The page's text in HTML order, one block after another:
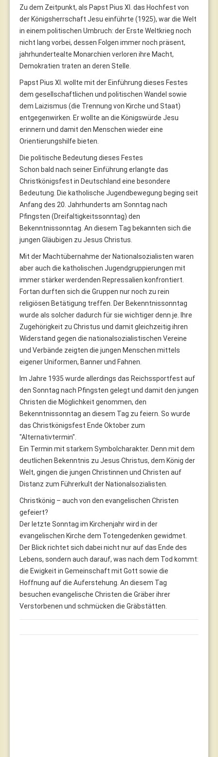
Zu dem Zeitpunkt, als Papst Pius XI. das Hochfest von
der Königsherrschaft Jesu einführte (1925), war die Welt
in einem politischen Umbruch: der Erste Weltkrieg noch
nicht lang vorbei, dessen Folgen immer noch präsent,
jahrhundertealte Monarchien verloren ihre Macht,
Demokratien traten an deren Stelle.
Papst Pius XI. wollte mit der Einführung dieses Festes
dem gesellschaftlichen und politischen Wandel sowie
dem Laizismus (die Trennung von Kirche und Staat)
entgegenwirken. Er wollte an die Königswürde Jesu
erinnern und damit den Menschen wieder eine
Orientierungshilfe bieten.
Die politische Bedeutung dieses Festes
Schon bald nach seiner Einführung erlangte das
Christkönigsfest in Deutschland eine besondere
Bedeutung. Die katholische Jugendbewegung beging seit
Anfang des 20. Jahrhunderts am Sonntag nach
Pfingsten (Dreifaltigkeitssonntag) den
Bekenntnissonntag. An diesem Tag bekannten sich die
jungen Gläubigen zu Jesus Christus.
Mit der Machtübernahme der Nationalsozialisten waren
aber auch die katholischen Jugendgruppierungen mit
immer stärker werdenden Repressalien konfrontiert.
Fortan durften sich die Gruppen nur noch zu rein
religiösen Betätigung treffen. Der Bekenntnissonntag
wurde als solcher dadurch für sie wichtiger denn je. Ihre
Zugehörigkeit zu Christus und damit gleichzeitig ihren
Widerstand gegen die nationalsozialistischen Vereine
und Verbände zeigten die jungen Menschen mittels
eigener Uniformen, Banner und Fahnen.
Im Jahre 1935 wurde allerdings das Reichssportfest auf
den Sonntag nach Pfingsten gelegt und damit den jungen
Christen die Möglichkeit genommen, den
Bekenntnissonntag an diesem Tag zu feiern. So wurde
das Christkönigsfest Ende Oktober zum
"Alternativtermin".
Ein Termin mit starkem Symbolcharakter. Denn mit dem
deutlichen Bekenntnis zu Jesus Christus, dem König der
Welt, gingen die jungen Christinnen und Christen auf
Distanz zum Führerkult der Nationalsozialisten.
Christkönig – auch von den evangelischen Christen
gefeiert?
Der letzte Sonntag im Kirchenjahr wird in der
evangelischen Kirche dem Totengedenken gewidmet.
Der Blick richtet sich dabei nicht nur auf das Ende des
Lebens, sondern auch darauf, was nach dem Tod kommt:
die Ewigkeit in Gemeinschaft mit Gott sowie die
Hoffnung auf die Auferstehung. An diesem Tag
besuchen evangelische Christen die Gräber ihrer
Verstorbenen und schmücken die Gräbstätten.